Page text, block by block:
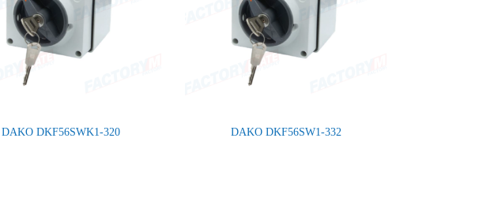
DAKO DKF56SWK1-320 DAKO DKF56SW1-332